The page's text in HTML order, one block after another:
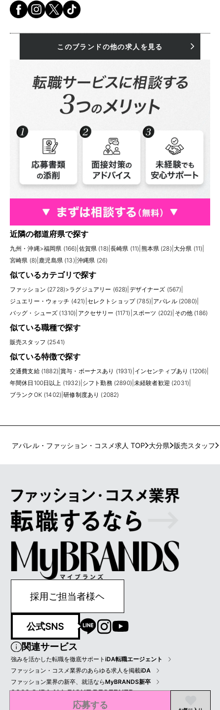
応募する
このブランドの他の求人を見る
近隣の都道府県で探す
九州・沖縄>福岡県 (166) 佐賀県 (18) |長崎県 (11) 熊本県 (28) 大分県 (11)
宮崎県 (8) 鹿児島県 (13) 沖縄県 (26)
似ているカテゴリで探す
ファッション (2728)>ラグジュアリー (628) デザイナーズ (567)
ジュエリー・ウォッチ (421) セレクトショップ (785) アパレル (2080)
バッグ・シューズ (1310) アクセサリー (1171) スポーツ (202) その他 (186)
似ている職種で探す
販売スタッフ (2541)
似ている特徴で探す
交通費支給 (1882) |賞与・ボーナスあり (1931) インセンティブあり (1206)
年間休日100日以上 (1932) シフト勤務 (2890) 未経験者歓迎 (2031)
ブランクOK (1402) |研修制度あり (2082)
アパレル・ファッション・コスメ求人 TOP 大分県 販売スタッフ
採用ご担当者様ヘ
公式SNS
関連サービス
強みを活かした転職を徹底サポートiDA転職エージェント
ファッション・コスメ業界のあらゆる求人を掲載iDA
ファッション業界の新卒、就活ならMyBRANDS新卒
2022 © IDA ALL RIGHT RESERVED.
プライバシーポリシー会員規約